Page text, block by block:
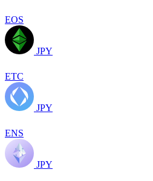
EOS
JPY
ETC
JPY
ENS
JPY